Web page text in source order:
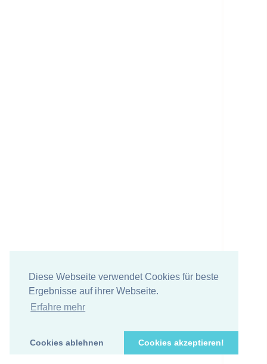
Diese Webseite verwendet Cookies für beste
Ergebnisse auf ihrer Webseite.
Erfahre mehr
Cookies ablehnen Cookies akzeptieren!